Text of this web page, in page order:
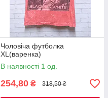
Чоловіча футболка
XL(варенка)
В наявності 1 од.
254,80 ₴ 318,50 ₴